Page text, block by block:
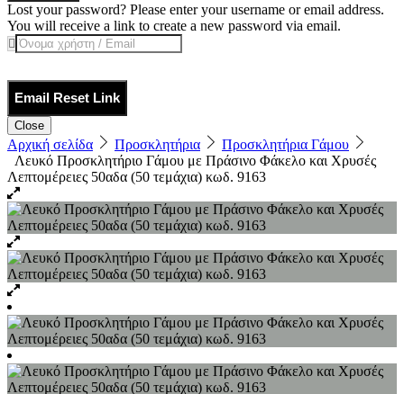
Lost your password? Please enter your username or email address.
You will receive a link to create a new password via email.
Email Reset Link
Close
Αρχική σελίδα Προσκλητήρια
Προσκλητήρια Γάμου
Λευκό Προσκλητήριο Γάμου με Πράσινο Φάκελο και Χρυσές
Λεπτομέρειες 50αδα (50 τεμάχια) κωδ. 9163